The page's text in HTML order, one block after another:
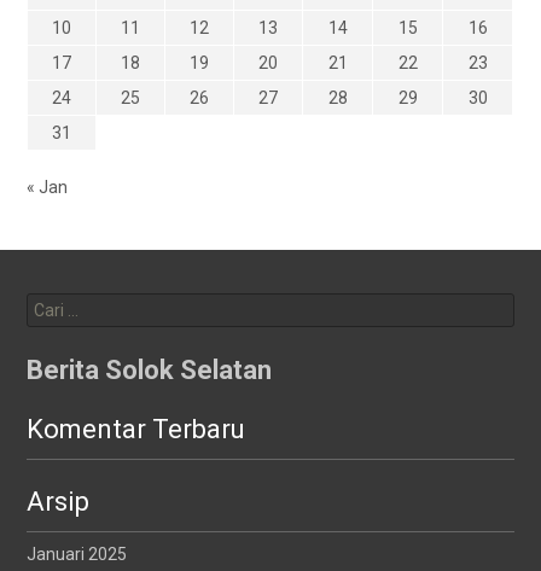
10
11 12 13 14 15
16
17
18 19 20 21 22
23
24
25 26 27 28 29
30
31
« Jan
untuk:
Berita Solok Selatan
Komentar Terbaru
Arsip
Januari 2025